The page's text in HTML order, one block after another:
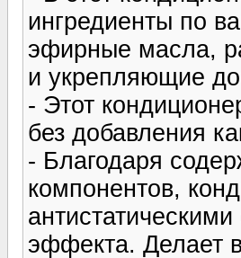
ингредиенты по
эфирные масла,
и укрепляющие
- Этот
без добавления
- Благодаря
компонентов,
эффекта. Делает